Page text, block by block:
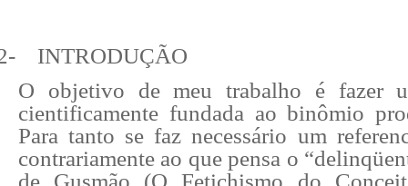
INTRODUÇÃO
O objetivo de meu trabalho é fazer
cientificamente fundada ao binômio
Para tanto se faz necessário um
contrariamente ao que pensa o
de Gusmão (O Fetichismo do